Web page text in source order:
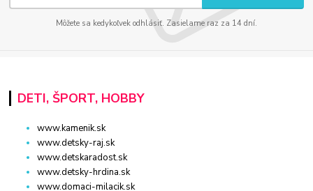
Môžete sa kedykoľvek odhlásiť. Zasielame raz za 14 dní.
DETI, ŠPORT, HOBBY
www.kamenik.sk
www.detsky-raj.sk
www.detskaradost.sk
www.detsky-hrdina.sk
www.domaci-milacik.sk